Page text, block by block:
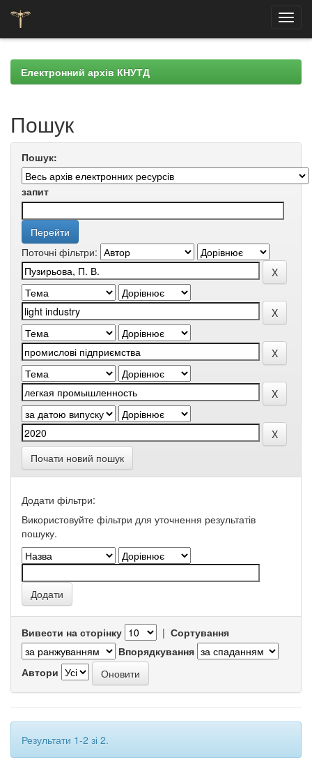
navigationЕлектронний архів КНУТД
Пошук
Пошук:
запит
Поточні фільтри:
Почати новий пошук
Додати фільтри:
Використовуйте фільтри для уточнення результатів
пошуку.
Вивести на сторінку | Сортування
Впорядкування
Автори
Результати 1-2 зі 2.